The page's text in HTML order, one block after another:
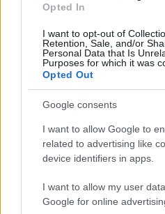
Opted In
I want to opt-out of
Retention, Sale, and/or
Personal Data that Is
Purposes for which it was
Opted Out
Google consents
I want to allow Google to
related to advertising like
device identifiers in apps.
I want to allow my user
Google for online
Condividi l'articolo
F
a
ce
b
o
T
w
it
te
Pi
n
te
re
W
at
s
A
p
Articolo
Prossimo
NOTIZIE RECENTI